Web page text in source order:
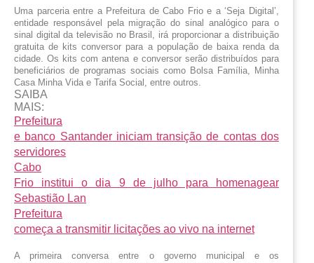
Uma parceria entre a Prefeitura de Cabo Frio e a ‘Seja Digital’,
entidade responsável pela migração do sinal analógico para o
sinal digital da televisão no Brasil, irá proporcionar a distribuição
gratuita de kits conversor para a população de baixa renda da
cidade. Os kits com antena e conversor serão distribuídos para
beneficiários de programas sociais como Bolsa Família, Minha
Casa Minha Vida e Tarifa Social, entre outros.
SAIBA
MAIS:
Prefeitura
e banco Santander iniciam transição de contas dos
servidores
Cabo
Frio institui o dia 9 de julho para homenagear
Sebastião Lan
Prefeitura
começa a transmitir licitações ao vivo na internet
A primeira conversa entre o governo municipal e os